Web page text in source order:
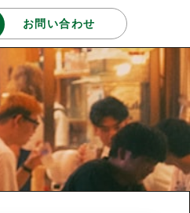
お問い合わせ